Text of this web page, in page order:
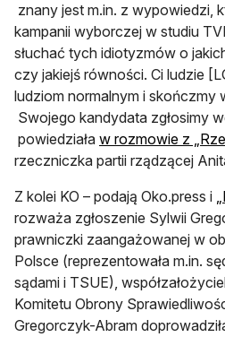
znany jest m.in. z wypowiedzi,
kampanii wyborczej w studiu
słuchać tych idiotyzmów o
czy jakiejś równości. Ci ludzie
ludziom normalnym i skończmy
Swojego kandydata zgłosimy
powiedziała w rozmowie z
rzeczniczka partii rządzącej
Z kolei KO – podają Oko.press i
rozważa zgłoszenie Sylwii
prawniczki zaangażowanej w
Polsce (reprezentowała m.in.
sądami i TSUE),
Komitetu Obrony
Gregorczyk-Abram